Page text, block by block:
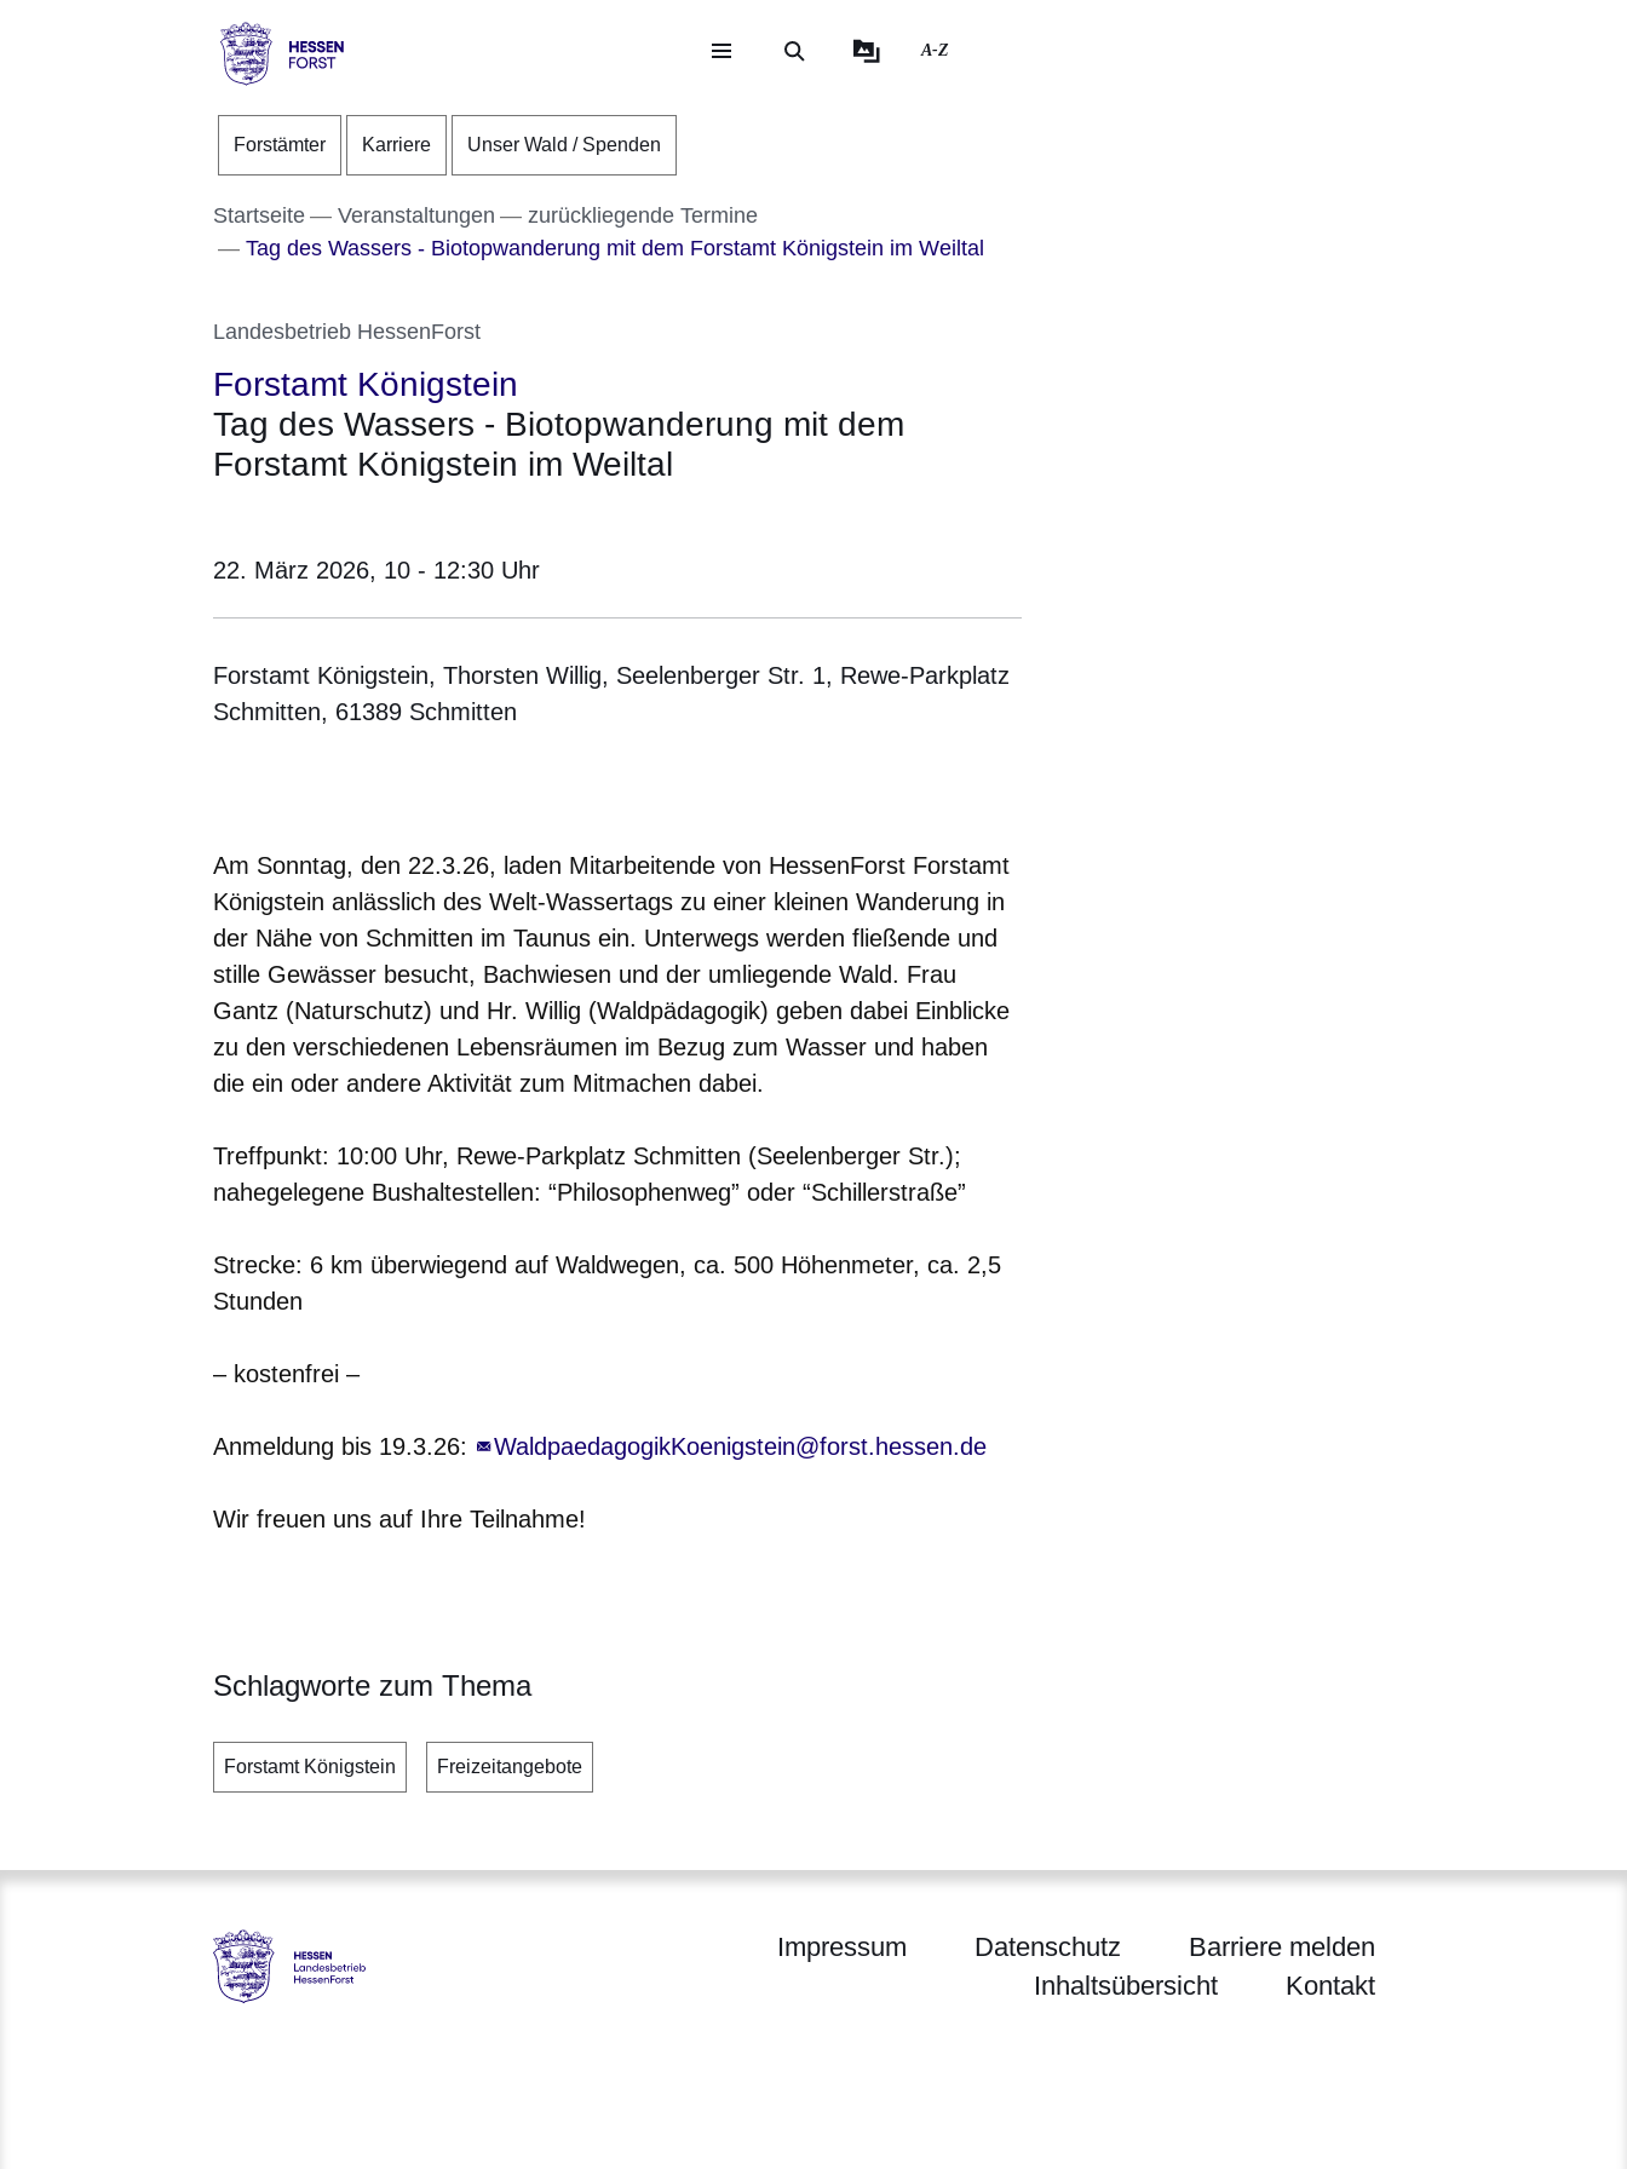
Direkt zum Kopf der Seite
Direkt zum Inhalt
Direkt zum Fuß der Seite
Forst
A-Z
Forstämter Karriere Unser Wald / Spenden
Startseite Veranstaltungen
zurückliegende Termine
Tag des Wassers - Biotopwanderung mit dem Forstamt Königstein im Weiltal
Landesbetrieb HessenForst
Forstamt Königstein
Tag des Wassers - Biotopwanderung mit dem
Forstamt Königstein im Weiltal
22. März 2026, 10 - 12:30 Uhr
Forstamt Königstein, Thorsten Willig, Seelenberger Str. 1, Rewe-Parkplatz
Schmitten, 61389 Schmitten
Am Sonntag, den 22.3.26, laden Mitarbeitende von HessenForst Forstamt
Königstein anlässlich des Welt-Wassertags zu einer kleinen Wanderung in
der Nähe von Schmitten im Taunus ein. Unterwegs werden fließende und
stille Gewässer besucht, Bachwiesen und der umliegende Wald. Frau
Gantz (Naturschutz) und Hr. Willig (Waldpädagogik) geben dabei Einblicke
zu den verschiedenen Lebensräumen im Bezug zum Wasser und haben
die ein oder andere Aktivität zum Mitmachen dabei.
Treffpunkt: 10:00 Uhr, Rewe-Parkplatz Schmitten (Seelenberger Str.);
nahegelegene Bushaltestellen: “Philosophenweg” oder “Schillerstraße”
Strecke: 6 km überwiegend auf Waldwegen, ca. 500 Höhenmeter, ca. 2,5
Stunden
– kostenfrei –
Anmeldung bis 19.3.26: WaldpaedagogikKoenigstein@forst.hessen.de
Wir freuen uns auf Ihre Teilnahme!
Schlagworte zum Thema
Forstamt Königstein Freizeitangebote
Impressum Datenschutz
Barriere melden
Inhaltsübersicht
Kontakt